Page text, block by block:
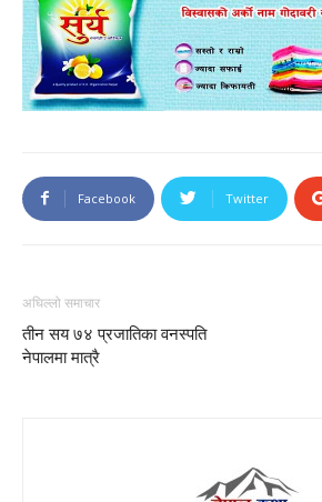
Facebook Twitter
अघिल्लो समाचार
तीन सय ७४ प्रजातिका वनस्पति
नेपालमा मात्रै